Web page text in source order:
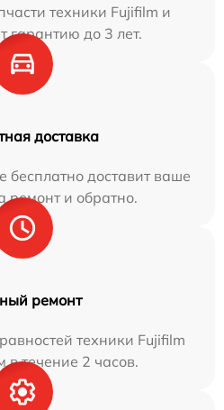
техники Fujifilm и
гарантию до 3 лет.
доставка
доставит ваше
ремонт и обратно.
ремонт
техники Fujifilm
в течение 2 часов.